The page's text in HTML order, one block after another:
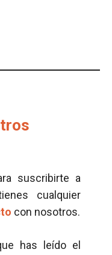
suscribirte a
cualquier
con nosotros.
has leído el